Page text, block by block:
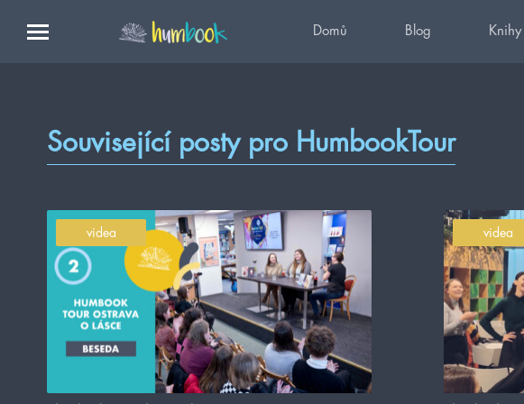
Domů Blog Knihy
Související posty pro HumbookTour
videa videa